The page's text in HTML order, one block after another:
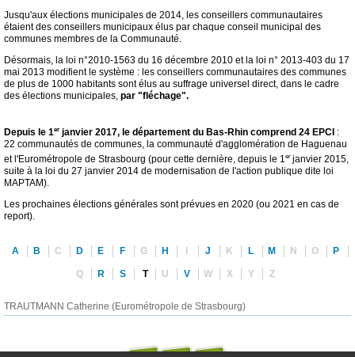
Jusqu'aux élections municipales de 2014, les conseillers communautaires
étaient des conseillers municipaux élus par chaque conseil municipal des
communes membres de la Communauté.
Désormais, la loi n°2010-1563 du 16 décembre 2010 et la loi n° 2013-403 du 17
mai 2013 modifient le système : les conseillers communautaires des communes
de plus de 1000 habitants sont élus au suffrage universel direct, dans le cadre
des élections municipales, par "fléchage".
Depuis le 1erjanvier 2017, le département du Bas-Rhin comprend 24 EPCI:
22 communautés de communes, la communauté d'agglomération de Haguenau
et l'Eurométropole de Strasbourg (pour cette dernière, depuis le 1er janvier 2015,
suite à la loi du 27 janvier 2014 de modernisation de l'action publique dite loi
MAPTAM).
Les prochaines élections générales sont prévues en 2020 (ou 2021 en cas de
report).
A B C D E F G H J K L M N O P
Q R S T U V W X Y Z
TRAUTMANN Catherine (Eurométropole de Strasbourg)